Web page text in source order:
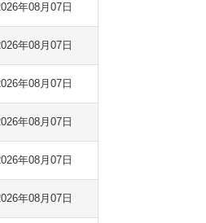
年08月07日
年08月07日
年08月07日
年08月07日
年08月07日
年08月07日